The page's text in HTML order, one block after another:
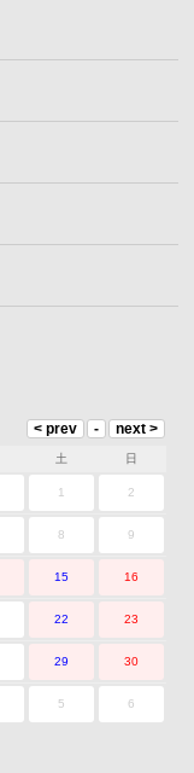
土 日
1 2
8 9
15 16
22 23
29 30
5 6